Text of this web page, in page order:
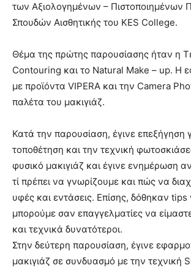
των Αξιολογημένων – Πιστοποιημένων
Σπουδών Αισθητικής του KES College.
Θέμα της πρώτης παρουσίασης ήταν η
Contouring και το Natural Make – up. Η
με προϊόντα VIPERA και την Camera
παλέτα του μακιγιάζ.
Κατά την παρουσίαση, έγινε επεξήγηση
τοποθέτηση και την τεχνική
φυσικό μακιγιάζ και έγινε ενημέρωση
τί πρέπει να γνωρίζουμε και πώς να
υφές και εντάσεις. Επίσης, δόθηκαν tips
μπορούμε σαν επαγγελματίες να
και τεχνικά δυνατότεροι.
Στην δεύτερη παρουσίαση, έγινε
μακιγιάζ σε συνδυασμό με την τεχνική